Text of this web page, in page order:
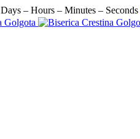
Days – Hours – Minutes – Seconds